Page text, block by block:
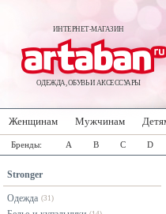
ИНТЕРНЕТ-МАГАЗИН
ОДЕЖДА, ОБУВЬ И АКСЕССУАРЫ
Женщинам Мужчинам
Бренды: A B C D
Stronger
Одежда (31)